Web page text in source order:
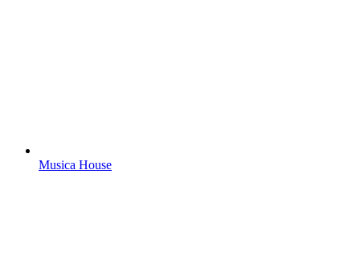
Musica House